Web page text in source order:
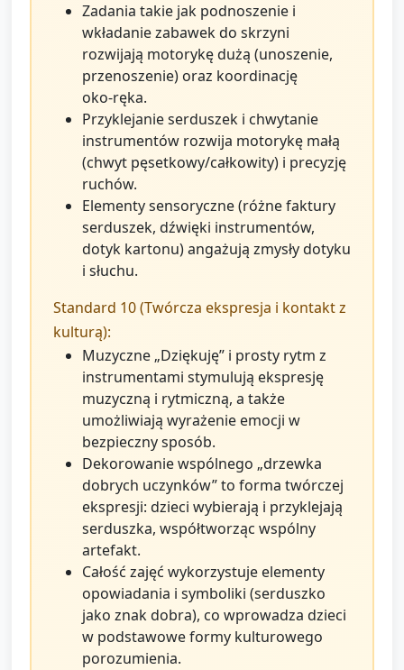
Zadania takie jak podnoszenie i
wkładanie zabawek do skrzyni
rozwijają motorykę dużą (unoszenie,
przenoszenie) oraz koordinację
oko‑ręka.
Przyklejanie serduszek i chwytanie
instrumentów rozwija motorykę małą
(chwyt pęsetkowy/całkowity) i precyzję
ruchów.
Elementy sensoryczne (różne faktury
serduszek, dźwięki instrumentów,
dotyk kartonu) angażują zmysły dotyku
i słuchu.
Standard 10 (Twórcza ekspresja i kontakt z
kulturą):
Muzyczne „Dziękuję” i prosty rytm z
instrumentami stymulują ekspresję
muzyczną i rytmiczną, a także
umożliwiają wyrażenie emocji w
bezpieczny sposób.
Dekorowanie wspólnego „drzewka
dobrych uczynków” to forma twórczej
ekspresji: dzieci wybierają i przyklejają
serduszka, współtworząc wspólny
artefakt.
Całość zajęć wykorzystuje elementy
opowiadania i symboliki (serduszko
jako znak dobra), co wprowadza dzieci
w podstawowe formy kulturowego
porozumienia.